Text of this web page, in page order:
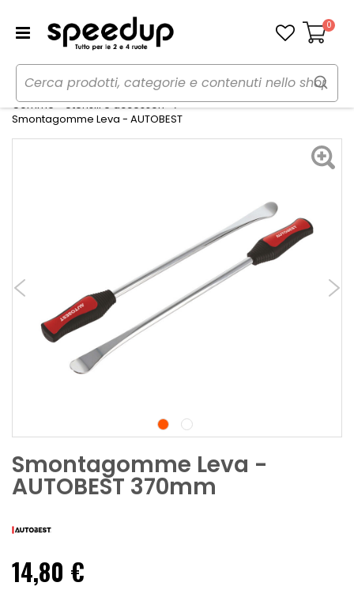
Carrello
0
Home Auto
Gomme, cerchi e freni
Gomme - Utensili e accessori
Smontagomme Leva - AUTOBEST
Smontagomme Leva -
AUTOBEST 370mm
14,80 €